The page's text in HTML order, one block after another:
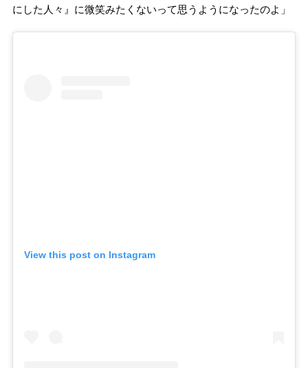
にした人々』に微笑みたくないって思うようになったのよ」
View this post on Instagram